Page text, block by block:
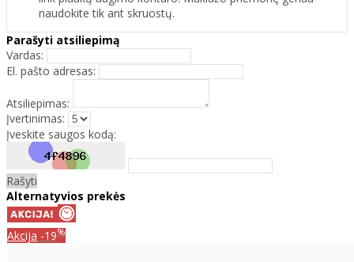
naudokite tik ant skruostų.
Parašyti atsiliepimą
Vardas:
El. pašto adresas:
Atsiliepimas:
Įvertinimas:
Įveskite saugos kodą:
Rašyti
Alternatyvios prekės
Akcija -19%